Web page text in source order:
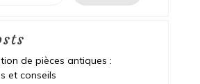
de pièces antiques :
et conseils